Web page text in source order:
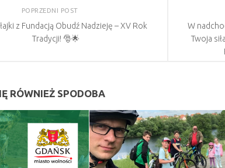
W
Twoja
POPRZEDNI POST
z Fundacją Obudź Nadzieję – XV Rok
Tradycji! 🎅🌟
RÓWNIEŻ SPODOBA